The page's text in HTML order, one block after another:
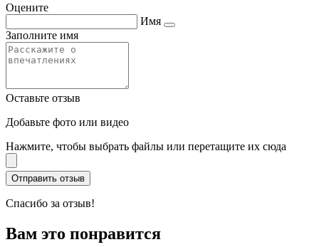
Оцените
Имя
Заполните имя
Оставьте отзыв
Добавьте фото или видео
Нажмите, чтобы выбрать файлы или перетащите их сюда
Спасибо за отзыв!
Вам это понравится